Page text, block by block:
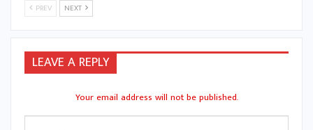
PREV NEXT
LEAVE A REPLY
Your email address will not be published.